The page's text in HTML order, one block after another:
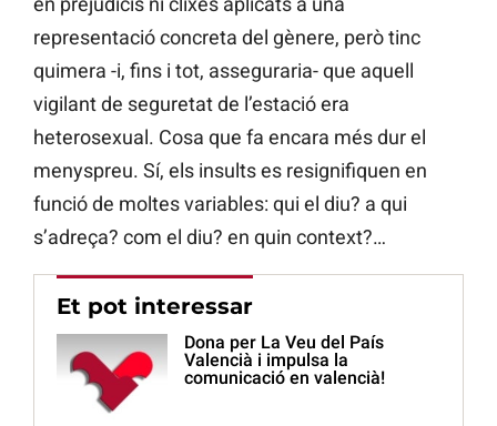
representació concreta del gènere, però tinc
quimera -i, fins i tot, asseguraria- que aquell
vigilant de seguretat de l’estació era
heterosexual. Cosa que fa encara més dur el
menyspreu. Sí, els insults es resignifiquen en
funció de moltes variables: qui el diu? a qui
s’adreça? com el diu? en quin context?…
Et pot interessar
Dona per La Veu del País
Valencià i impulsa la
comunicació en valencià!